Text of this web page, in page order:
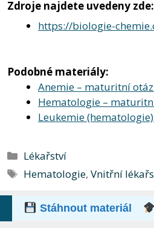
Zdroje najdete uvedeny zde:
https://biologie-
Podobné materiály:
Anemie – maturitní
Hematologie –
Leukemie
Rubriky
Lékařství
Štítky
Hematologie,Vnitřní
Stáhnout materiál